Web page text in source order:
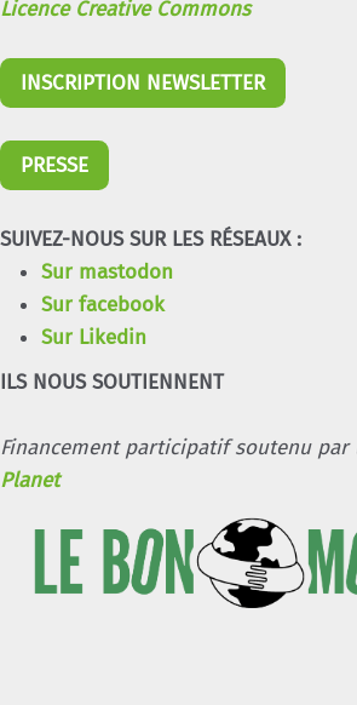
Licence Creative Commons
INSCRIPTION NEWSLETTER
PRESSE
SUIVEZ-NOUS SUR LES RÉSEAUX :
Sur mastodon
Sur facebook
Sur Likedin
ILS NOUS SOUTIENNENT
Financement participatif soutenu
Planet